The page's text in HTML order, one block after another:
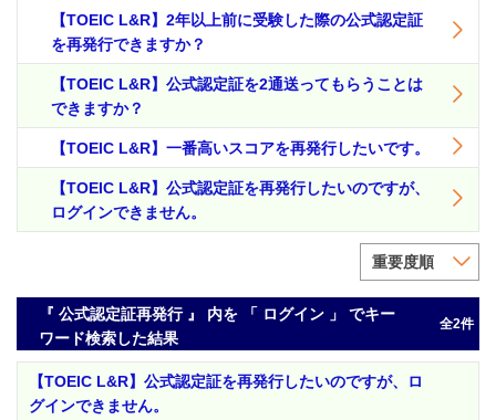
【TOEIC L&R】2年以上前に受験した際の公式認定証
を再発行できますか？
【TOEIC L&R】公式認定証を2通送ってもらうことは
できますか？
【TOEIC L&R】一番高いスコアを再発行したいです。
【TOEIC L&R】公式認定証を再発行したいのですが、
ログインできません。
重要度順
『 公式認定証再発行 』 内を 「 ログイン 」 でキー
ワード検索した結果
全2件
【TOEIC L&R】公式認定証を再発行したいのですが、ロ
グインできません。